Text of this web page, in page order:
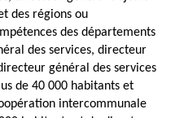
des régions ou
des départements
des services, directeur
général des services
de 40 000 habitants et
intercommunale